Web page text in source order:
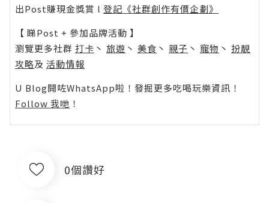
出Post賺現金獎賞 l 登記《社群創作有價企劃》
【 睇Post + 參加品牌活動 】
瀏覽更多社群 打卡 丶 旅遊 丶 美食 丶 親子 丶 寵物 丶 扮靚
攻略及 活動情報
U Blog開咗WhatsApp啦！發掘更多吃喝玩樂資訊！
Follow 我哋 ！
0個讚好